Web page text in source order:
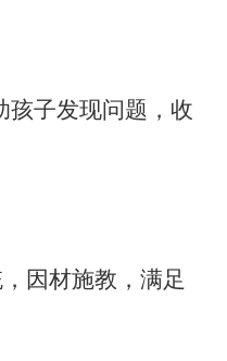
孩子发现问题，收
因材施教，满足